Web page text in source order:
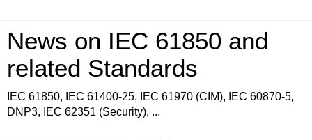
News on IEC 61850 and
related Standards
IEC 61850, IEC 61400-25, IEC 61970 (CIM), IEC 60870-5,
DNP3, IEC 62351 (Security), ...